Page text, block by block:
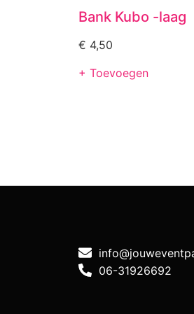
Bank Kubo -laag
€ 4,50
+ Toevoegen
06-31926692